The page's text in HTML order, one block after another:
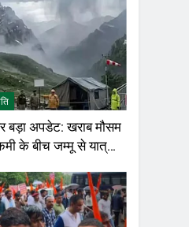
बड़ा अपडेट: खराब मौसम
के बीच जम्मू से यात्रा